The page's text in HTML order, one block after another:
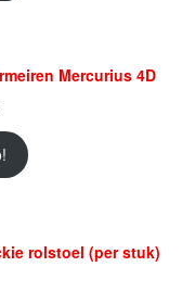
Mercurius 4D
rolstoel (per stuk)